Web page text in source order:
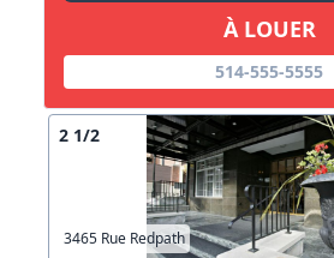
À LOUER
514-555-5555
2 1/2
3465 Rue Redpath
X Fermer